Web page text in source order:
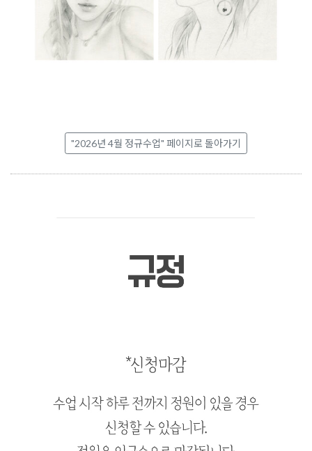
"2026년 4월 정규수업" 페이지로 돌아가기